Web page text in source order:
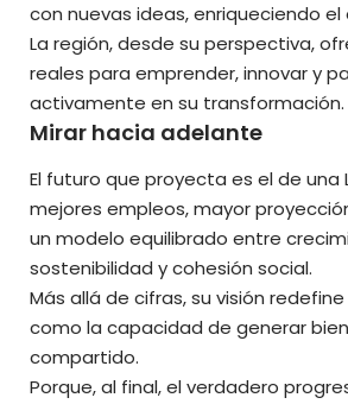
con nuevas ideas, enriqueciendo
La región, desde su perspectiva,
reales para emprender, innovar y
activamente en su transformación.
Mirar hacia adelante
El futuro que proyecta es el de una
mejores empleos, mayor
un modelo equilibrado entre
sostenibilidad y cohesión social.
Más allá de cifras, su visión
como la capacidad de generar
compartido.
Porque, al final, el verdadero